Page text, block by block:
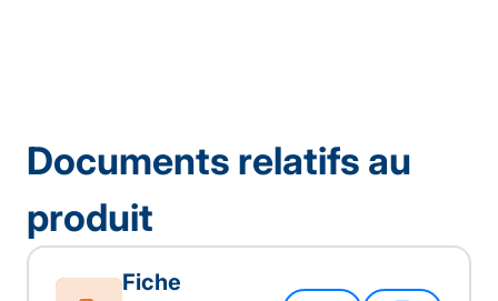
Documents relatifs au
produit
Fiche